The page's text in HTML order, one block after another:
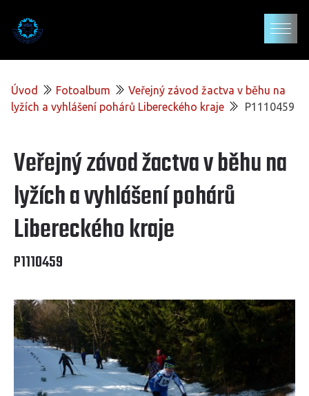
Úvod Fotoalbum
Veřejný závod žactva v běhu na
lyžích a vyhlášení pohárů Libereckého kraje
P1110459
Veřejný závod žactva v běhu na
lyžích a vyhlášení pohárů
Libereckého kraje
P1110459